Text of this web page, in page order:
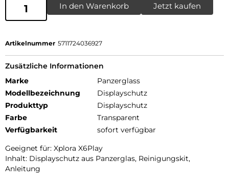
In den Warenkorb Jetzt kaufen
Artikelnummer 5711724036927
Zusätzliche Informationen
Marke
Panzerglass
Modellbezeichnung
Displayschutz
Produkttyp
Displayschutz
Farbe
Transparent
Verfügbarkeit
sofort verfügbar
Geeignet für: Xplora X6Play
Inhalt: Displayschutz aus Panzerglas, Reinigungskit,
Anleitung